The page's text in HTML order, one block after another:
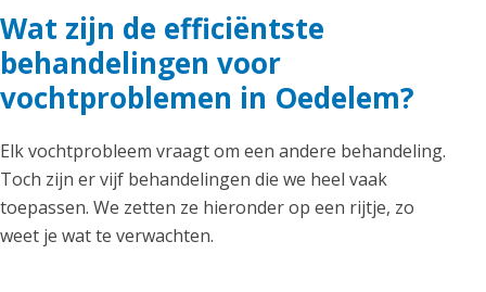
Wat zijn de efficiëntste
behandelingen voor
vochtproblemen in Oedelem?
Elk vochtprobleem vraagt om een andere behandeling.
Toch zijn er vijf behandelingen die we heel vaak
toepassen. We zetten ze hieronder op een rijtje, zo
weet je wat te verwachten.